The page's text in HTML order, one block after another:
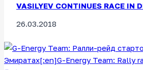
VASILYEV CONTINUES RACE IN
26.03.2018